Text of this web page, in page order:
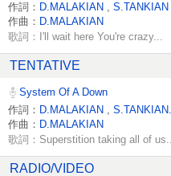
作詞： D.MALAKIAN
S.TANKIAN
作曲： D.MALAKIAN
歌詞：I'll wait here You're crazy...
TENTATIVE
System Of A Down
作詞： D.MALAKIAN
S.TANKIAN.
作曲： D.MALAKIAN
歌詞：Superstition taking all of us...
RADIO/VIDEO